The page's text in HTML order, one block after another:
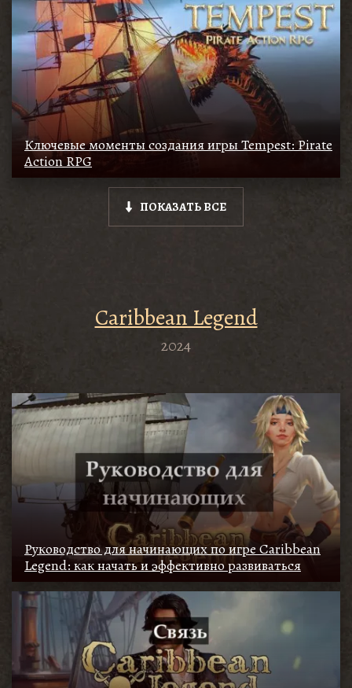
Ключевые моменты создания игры Tempest: Pirate
Action RPG
ПОКАЗАТЬ ВСЕ
Caribbean Legend
2024
Руководство для начинающих по игре Caribbean
Legend: как начать и эффективно развиваться